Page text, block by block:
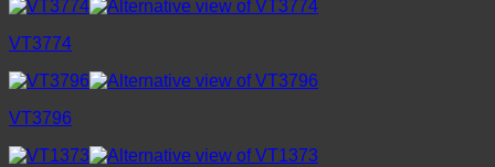
VT3774
VT3796